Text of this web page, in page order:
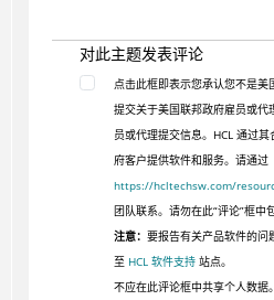
对此主题发表评论
点击此框即表示您承认您不是
提交关于美国联邦政府雇员或
员或代理提交信息。HCL 通过
府客户提供软件和服务。请通过
https://hcltechsw.com/
团队联系。请勿在此“评论”框中
注意： 要报告有关产品软件的问
至 HCL 软件支持站点。
不应在此评论框中共享个人数据